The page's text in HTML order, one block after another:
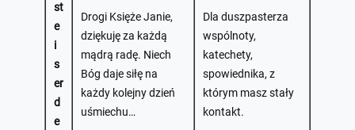
st
e
i
s
er
d
e
Drogi Księże Janie,
dziękuję za każdą
mądrą radę. Niech
Bóg daje siłę na
każdy kolejny dzień
uśmiechu…
Dla duszpasterza
wspólnoty,
katechety,
spowiednika, z
którym masz stały
kontakt.